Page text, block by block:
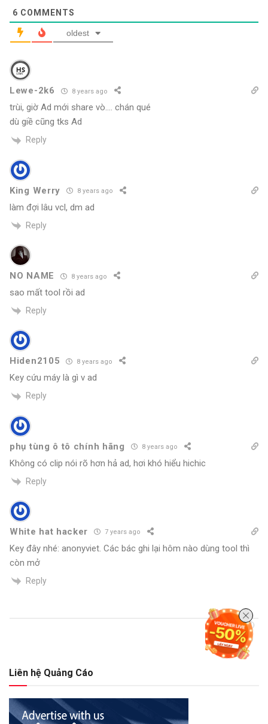
6 COMMENTS
oldest
Lewe-2k6 8 years ago
trùi, giờ Ad mới share vò…. chán qué
dù giề cũng tks Ad
Reply
King Werry 8 years ago
làm đợi lâu vcl, dm ad
Reply
NO NAME 8 years ago
sao mất tool rồi ad
Reply
Hiden2105 8 years ago
Key cứu máy là gì v ad
Reply
phụ tùng ô tô chính hãng 8 years ago
Không có clip nói rõ hơn hả ad, hơi khó hiểu hichic
Reply
White hat hacker 7 years ago
Key đây nhé: anonyviet. Các bác ghi lại hôm nào dùng tool thì
còn mở
Reply
Liên hệ Quảng Cáo